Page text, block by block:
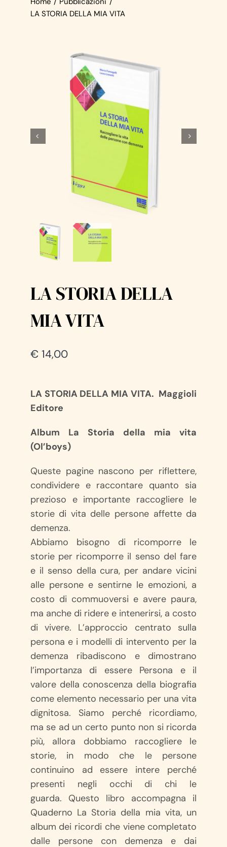
ContattiLA STORIA DELLA MIA VITA
LA STORIA DELLA
MIA VITA
€ 14,00
LA STORIA DELLA MIA VITA. Maggioli
Editore
Album La Storia della mia vita
(Ol’boys)
Queste pagine nascono per riflettere,
condividere e raccontare quanto sia
prezioso e importante raccogliere le
storie di vita delle persone affette da
demenza.
Abbiamo bisogno di ricomporre le
storie per ricomporre il senso del fare
e il senso della cura, per andare vicini
alle persone e sentirne le emozioni, a
costo di commuoversi e avere paura,
ma anche di ridere e intenerirsi, a costo
di vivere. L’approccio centrato sulla
persona e i modelli di intervento per la
demenza ribadiscono e dimostrano
l’importanza di essere Persona e il
valore della conoscenza della biografia
come elemento necessario per una vita
dignitosa. Siamo perché ricordiamo,
ma se ad un certo punto non si ricorda
più, allora dobbiamo raccogliere le
storie, in modo che le persone
continuino ad essere intere perché
presenti negli occhi di chi le
guarda. Questo libro accompagna il
Quaderno La Storia della mia vita, un
album dei ricordi che viene completato
dalle persone con demenza e dai